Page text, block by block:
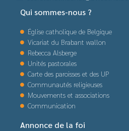
Qui sommes-nous ?
Église catholique de Belgique
Vicariat du Brabant wallon
Rebecca Alsberge
Unités pastorales
Carte des paroisses et des UP
Communautés religieuses
Mouvements et associations
Communication
Annonce de la foi